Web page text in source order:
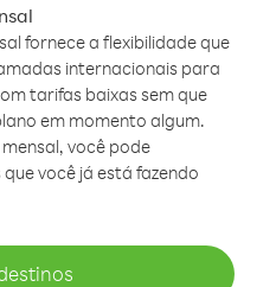
fornece a flexibilidade que
internacionais para
tarifas baixas sem que
em momento algum.
você pode
você já está fazendo